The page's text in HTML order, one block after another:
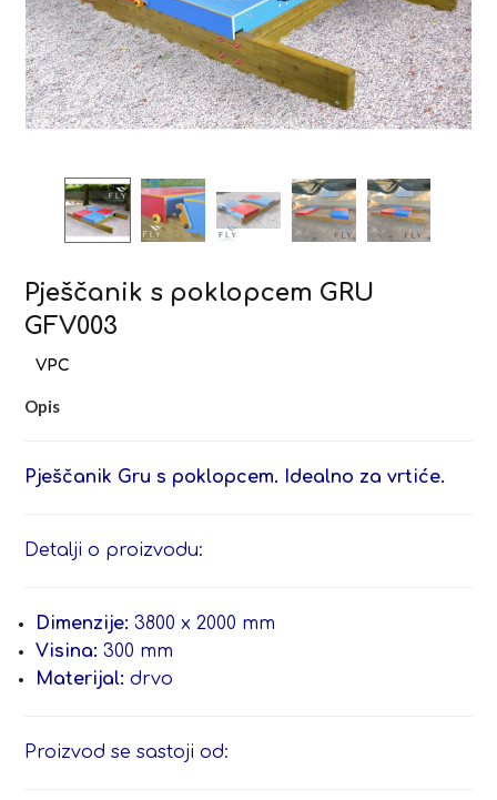
Pješčanik s poklopcem GRU
GFV003
Opis
Pješčanik Gru s poklopcem. Idealno za vrtiće.
Detalji o proizvodu:
Dimenzije: 3800 x 2000 mm
Visina: 300 mm
Materijal: drvo
Proizvod se sastoji od: